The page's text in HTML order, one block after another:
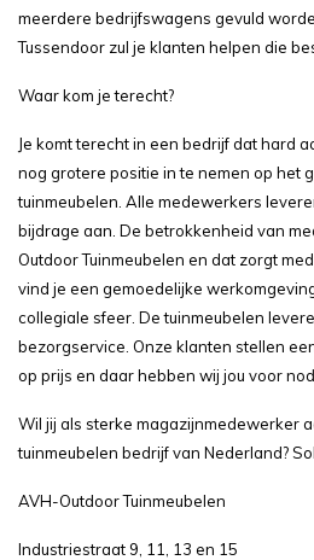
meerdere bedrijfswagens gevuld
Tussendoor zul je klanten helpen die
Waar kom je terecht?
Je komt terecht in een bedrijf dat hard
nog grotere positie in te nemen op het
tuinmeubelen. Alle medewerkers
bijdrage aan. De betrokkenheid van
Outdoor Tuinmeubelen en dat zorgt
vind je een gemoedelijke
collegiale sfeer. De tuinmeubelen
bezorgservice. Onze klanten stellen
op prijs en daar hebben wij jou voor
Wil jij als sterke magazijnmedewerker
tuinmeubelen bedrijf van Nederland?
AVH-Outdoor Tuinmeubelen
Industriestraat 9, 11, 13 en 15